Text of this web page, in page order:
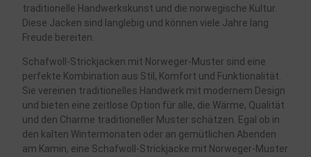
traditionelle Handwerkskunst und die norwegische Kultur.
Diese Jacken sind langlebig und können viele Jahre lang
Freude bereiten.
Schafwoll-Strickjacken mit Norweger-Muster sind eine
perfekte Kombination aus Stil, Komfort und Funktionalität.
Sie vereinen traditionelles Handwerk mit modernem Design
und bieten eine zeitlose Option für alle, die Wärme, Qualität
und den Charme traditioneller Muster schätzen. Egal ob in
den kalten Wintermonaten oder an gemütlichen Abenden
am Kamin, eine Schafwoll-Strickjacke mit Norweger-Muster